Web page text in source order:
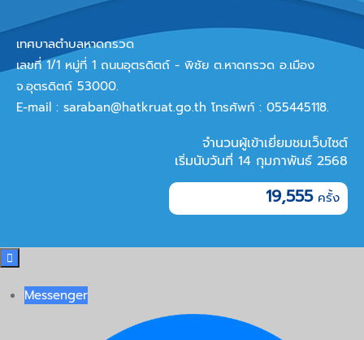
เทศบาลตำบลหาดกรวด
เลขที่ 1/1 หมู่ที่ 1 ถนนอุตรดิตถ์ - พิชัย ต.หาดกรวด อ.เมือง
จ.อุตรดิตถ์ 53000.
E-mail : saraban@hatkruat.go.th โทรศัพท์ : 055445118.
จำนวนผู้เข้าเยี่ยมชมเว็บไซต์
เริ่มนับวันที่ 14 กุมภาพันธ์ 2568
19,555

Messenger